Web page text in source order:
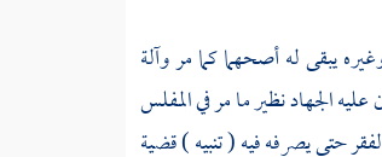
يبقى له أصحهما كما مر وآلة
الجهاد نظير ما مر في المفلس
حتى يصرفه فيه ( تنبيه ) قضية